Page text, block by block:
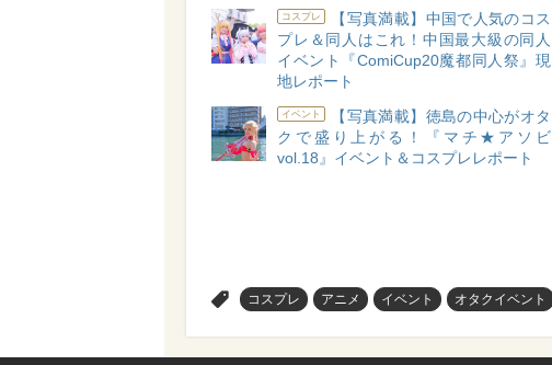
コスプレ
【写真満載】中国で人気のコス
プレ＆同人はこれ！中国最大級の同人
イベント『ComiCup20魔都同人祭』現
地レポート
イベント
【写真満載】徳島の中心がオタ
クで盛り上がる！『マチ★アソビ
vol.18』イベント＆コスプレレポート
コスプレ アニメ イベント オタクイベント